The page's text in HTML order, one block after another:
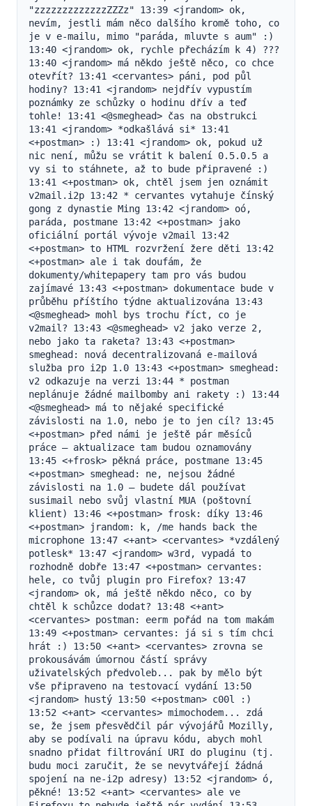
"zzzzzzzzzzzzzZZZz" 13:39 <jrandom> ok,
nevím, jestli mám něco dalšího kromě toho, co
je v e-mailu, mimo "paráda, mluvte s aum" :)
13:40 <jrandom> ok, rychle přecházím k 4) ???
13:40 <jrandom> má někdo ještě něco, co chce
otevřít? 13:41 <cervantes> páni, pod půl
hodiny? 13:41 <jrandom> nejdřív vypustím
poznámky ze schůzky o hodinu dřív a teď
tohle! 13:41 <@smeghead> čas na obstrukci
13:41 <jrandom> *odkašlává si* 13:41
<+postman> :) 13:41 <jrandom> ok, pokud už
nic není, můžu se vrátit k balení 0.5.0.5 a
vy si to stáhnete, až to bude připravené :)
13:41 <+postman> ok, chtěl jsem jen oznámit
v2mail.i2p 13:42 * cervantes vytahuje čínský
gong z dynastie Ming 13:42 <jrandom> oó,
paráda, postmane 13:42 <+postman> jako
oficiální portál vývoje v2mail 13:42
<+postman> to HTML rozvržení žere děti 13:42
<+postman> ale i tak doufám, že
dokumenty/whitepapery tam pro vás budou
zajímavé 13:43 <+postman> dokumentace bude v
průběhu příštího týdne aktualizována 13:43
<@smeghead> mohl bys trochu říct, co je
v2mail? 13:43 <@smeghead> v2 jako verze 2,
nebo jako ta raketa? 13:43 <+postman>
smeghead: nová decentralizovaná e‑mailová
služba pro i2p 1.0 13:43 <+postman> smeghead:
v2 odkazuje na verzi 13:44 * postman
neplánuje žádné mailbomby ani rakety :) 13:44
<@smeghead> má to nějaké specifické
závislosti na 1.0, nebo je to jen cíl? 13:45
<+postman> před námi je ještě pár měsíců
práce – aktualizace tam budou oznamovány
13:45 <+frosk> pěkná práce, postmane 13:45
<+postman> smeghead: ne, nejsou žádné
závislosti na 1.0 – budete dál používat
susimail nebo svůj vlastní MUA (poštovní
klient) 13:46 <+postman> frosk: díky 13:46
<+postman> jrandom: k, /me hands back the
microphone 13:47 <+ant> <cervantes> *vzdálený
potlesk* 13:47 <jrandom> w3rd, vypadá to
rozhodně dobře 13:47 <+postman> cervantes:
hele, co tvůj plugin pro Firefox? 13:47
<jrandom> ok, má ještě někdo něco, co by
chtěl k schůzce dodat? 13:48 <+ant>
<cervantes> postman: eerm pořád na tom makám
13:49 <+postman> cervantes: já si s tím chci
hrát :) 13:50 <+ant> <cervantes> zrovna se
prokousávám úmornou částí správy
uživatelských předvoleb... pak by mělo být
vše připraveno na testovací vydání 13:50
<jrandom> hustý 13:50 <+postman> c00l :)
13:52 <+ant> <cervantes> mimochodem... zdá
se, že jsem přesvědčil pár vývojářů Mozilly,
aby se podívali na úpravu kódu, abych mohl
snadno přidat filtrování URI do pluginu (tj.
budu moci zaručit, že se nevytvářejí žádná
spojení na ne-i2p adresy) 13:52 <jrandom> ó,
pěkné! 13:52 <+ant> <cervantes> ale ve